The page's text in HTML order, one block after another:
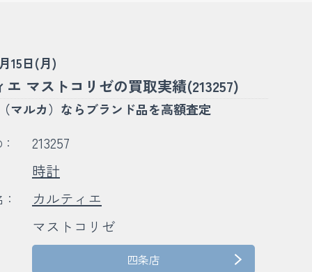
15日(月)
エ マストコリゼの買取実績(213257)
マルカ）ならブランド品を高額査定
213257
時計
カルティエ
マストコリゼ
四条店